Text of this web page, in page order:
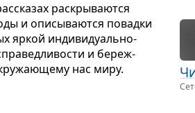
рас­кры­ва­ются
и опи­сы­ва­ются повадки
яркой инди­ви­ду­аль­но­
и береж­
нас миру.